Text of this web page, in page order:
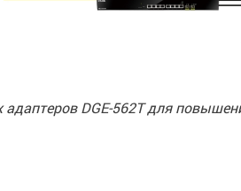
DGE-562T для